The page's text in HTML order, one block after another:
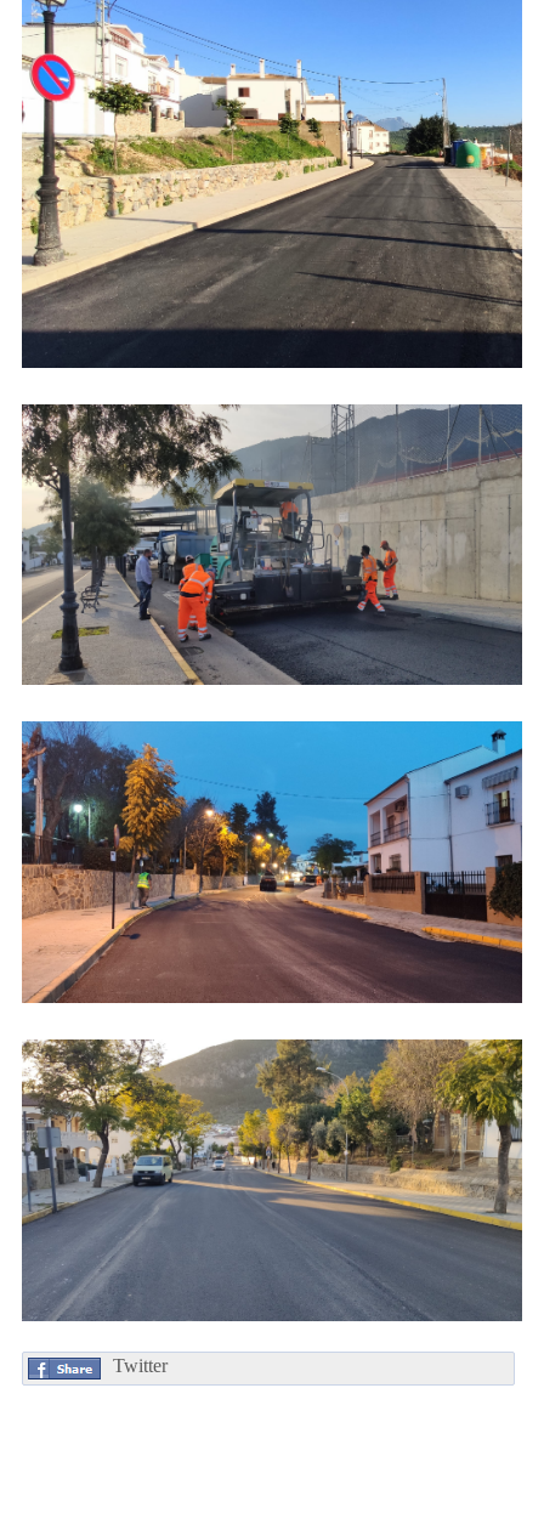
Twitter